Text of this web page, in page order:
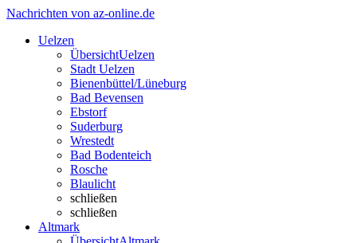
Nachrichten von az-online.de
Uelzen
ÜbersichtUelzen
Stadt Uelzen
Bienenbüttel/Lüneburg
Bad Bevensen
Ebstorf
Suderburg
Wrestedt
Bad Bodenteich
Rosche
Blaulicht
schließen
schließen
Altmark